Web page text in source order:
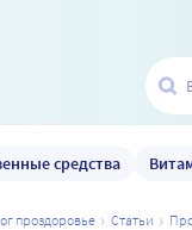
средства
проздоровье статьи